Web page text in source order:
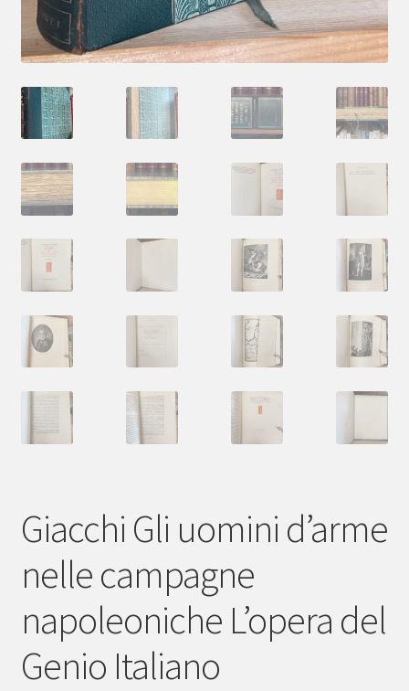
Giacchi Gli uomini d’arme
nelle campagne
napoleoniche L’opera del
Genio Italiano